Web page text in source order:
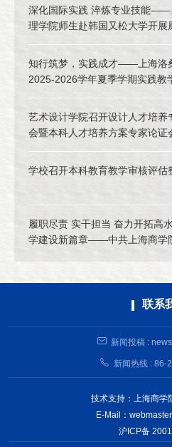
深化国际实践 淬炼专业技能——
理学院师生赴韩国又松大学开展
知行筑梦，实践成才——上海洛
2025-2026学年夏季学期实践教
艺术设计学院召开设计人才培养
会暨本科人才培养方案专家论证
学校召开本科教育教学审核评估
履职尽责 实干担当 奋力开拓高
学建设新篇章——中共上海商学
联系
新闻投稿 :
新闻热线 : 86-
技术支持：上海商学
E-Mail：
沪ICP备